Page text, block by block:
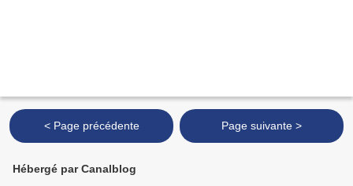
< Page précédente Page suivante >
Hébergé par Canalblog